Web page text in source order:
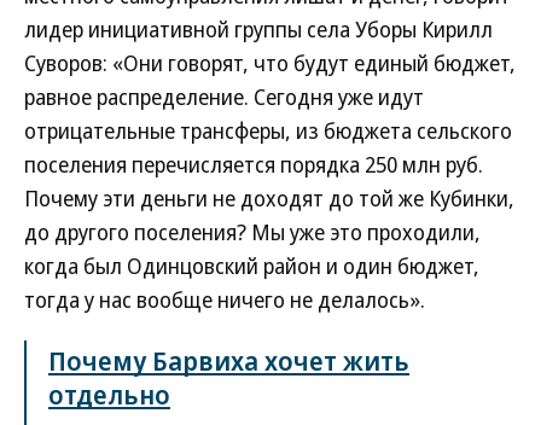
лидер инициативной группы села Уборы Кирилл
Суворов: «Они говорят, что будут единый бюджет,
равное распределение. Сегодня уже идут
отрицательные трансферы, из бюджета сельского
поселения перечисляется порядка 250 млн руб.
Почему эти деньги не доходят до той же Кубинки,
до другого поселения? Мы уже это проходили,
когда был Одинцовский район и один бюджет,
тогда у нас вообще ничего не делалось».
Почему Барвиха хочет жить
отдельно